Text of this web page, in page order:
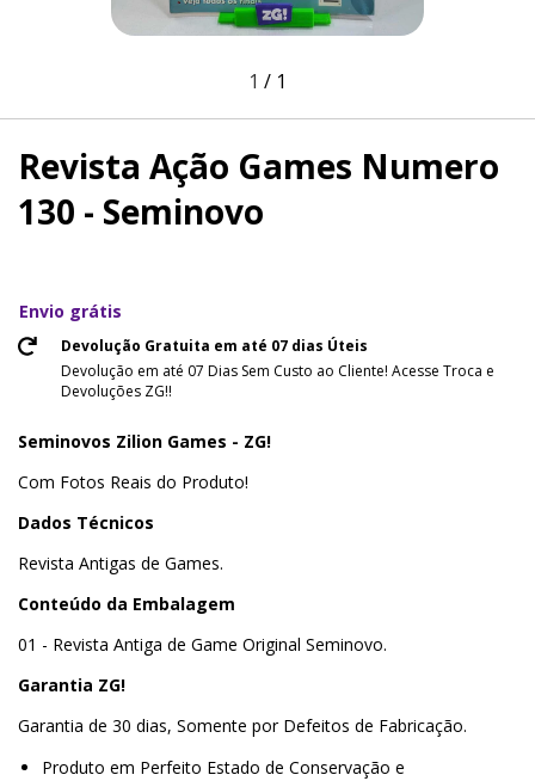
1 / 1
Revista Ação Games Numero
130 - Seminovo
Envio grátis
Devolução Gratuita em até 07 dias Úteis
Devolução em até 07 Dias Sem Custo ao Cliente! Acesse Troca e
Devoluções ZG!!
Seminovos Zilion Games - ZG!
Com Fotos Reais do Produto!
Dados Técnicos
Revista Antigas de Games.
Conteúdo da Embalagem
01 - Revista Antiga de Game Original Seminovo.
Garantia ZG!
Garantia de 30 dias, Somente por Defeitos de Fabricação.
Produto em Perfeito Estado de Conservação e